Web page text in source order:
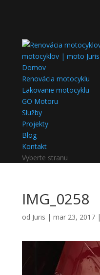
Domov
Renovácia motocyklu
Lakovanie motocyklu
GO Motoru
Služby
Projekty
Blog
Kontakt
Vyberte stranu
IMG_0258
od Juris | mar 23, 2017|